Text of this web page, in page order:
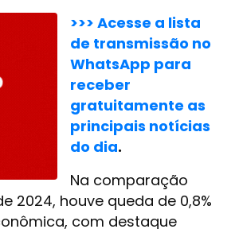
>>> Acesse a lista
de transmissão no
WhatsApp para
receber
gratuitamente as
principais notícias
do dia.
Na comparação
2024, houve queda de 0,8%
com destaque